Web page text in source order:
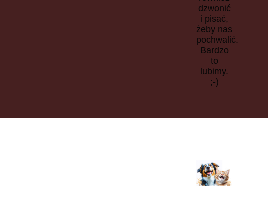
dzwonić
i pisać,
żeby nas
pochwalić.
Bardzo
to
lubimy.
;-)